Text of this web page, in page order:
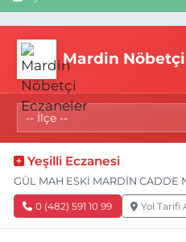
Mardin
Yeşilli Eczanesi
GÜL MAH ESKİ MARDİN CADDE
0 (482) 591 10 99 Yol Tarifi